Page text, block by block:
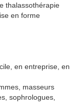
thalassothérapie
en forme
en entreprise, en
masseurs
sophrologues,